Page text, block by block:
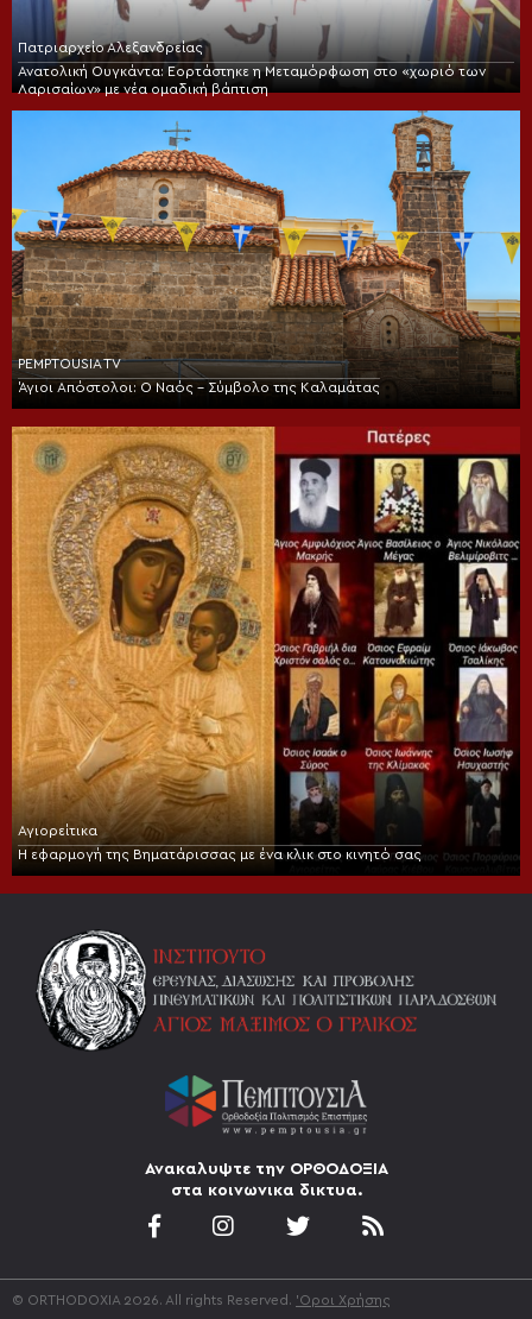
Πατριαρχείο Αλεξανδρείας
Ανατολική Ουγκάντα: Εορτάστηκε η Μεταμόρφωση στο «χωριό των
Λαρισαίων» με νέα ομαδική βάπτιση
PEMPTOUSIA TV
Άγιοι Απόστολοι: Ο Ναός – Σύμβολο της Καλαμάτας
Αγιορείτικα
Η εφαρμογή της Βηματάρισσας με ένα κλικ στο κινητό σας
Ανακαλυψτε την ΟΡΘΟΔΟΞΙΑ
στα κοινωνικα δικτυα.
© ORTHODOXIA 2026. All rights Reserved. 'Οροι Χρήσης